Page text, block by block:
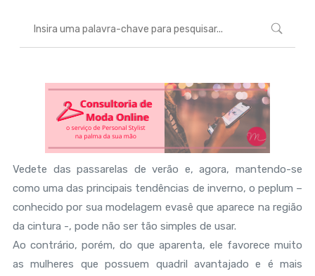
Vedete das passarelas de verão e, agora, mantendo-se
como uma das principais tendências de inverno, o peplum –
conhecido por sua modelagem evasê que aparece na região
da cintura -, pode não ser tão simples de usar.
Ao contrário, porém, do que aparenta, ele favorece muito
as mulheres que possuem quadril avantajado e é mais